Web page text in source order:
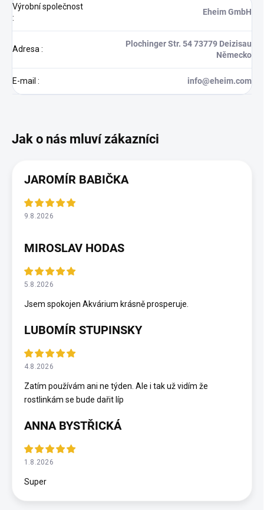
Výrobní společnost
:
Eheim GmbH
Adresa :
Plochinger Str. 54 73779 Deizisau
Německo
E-mail : info@eheim.com
JAROMÍR BABIČKA
9.8.2026
MIROSLAV HODAS
5.8.2026
Jsem spokojen Akvárium krásně prosperuje.
LUBOMÍR STUPINSKY
4.8.2026
Zatím používám ani ne týden. Ale i tak už vidím že
rostlinkám se bude dařit líp
ANNA BYSTŘICKÁ
1.8.2026
Super